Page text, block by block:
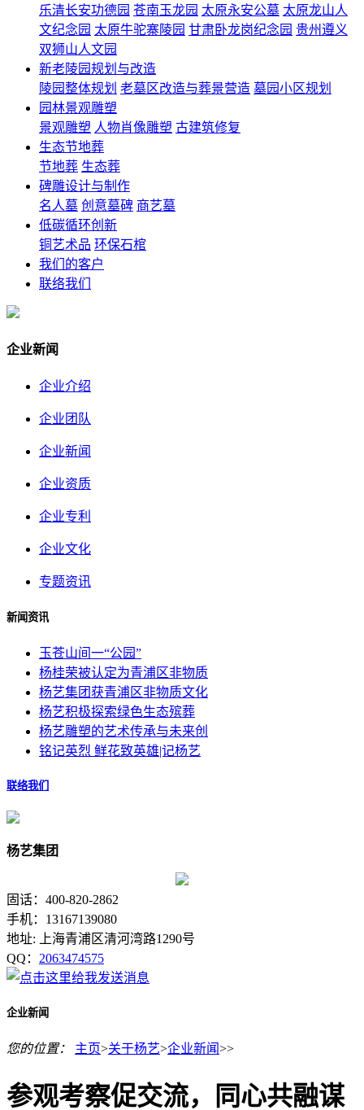
乐清长安功德园 苍南玉龙园 太原永安公墓 太原龙山人
文纪念园 太原牛驼寨陵园 甘肃卧龙岗纪念园 贵州遵义
双狮山人文园
新老陵园规划与改造
陵园整体规划 老墓区改造与葬景营造 墓园小区规划
园林景观雕塑
景观雕塑 人物肖像雕塑 古建筑修复
生态节地葬
节地葬 生态葬
碑雕设计与制作
名人墓 创意墓碑 商艺墓
低碳循环创新
铜艺术品 环保石棺
我们的客户
联络我们
企业新闻
企业介绍
企业团队
企业新闻
企业资质
企业专利
企业文化
专题资讯
新闻资讯
玉苍山间一“公园”
杨桂荣被认定为青浦区非物质
杨艺集团获青浦区非物质文化
杨艺积极探索绿色生态殡葬
杨艺雕塑的艺术传承与未来创
铭记英烈 鲜花致英雄|记杨艺
联络我们
杨艺集团
固话：400-820-2862
手机：13167139080
地址: 上海青浦区清河湾路1290号
QQ： 2063474575
企业新闻
您的位置： 主页>关于杨艺>企业新闻>>
参观考察促交流，同心共融谋